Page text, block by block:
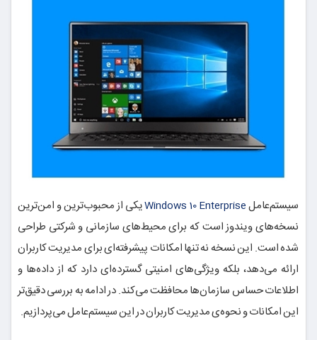
سیستم‌عاملWindows 10 Enterpriseیکی از محبوب‌ترین و امن‌ترین
نسخه‌های ویندوز است که برای محیط‌های سازمانی و شرکتی طراحی
شده است. این نسخه نه تنها امکانات پیشرفته‌ای برای مدیریت کاربران
ارائه می‌دهد، بلکه ویژگی‌های امنیتی گسترده‌ای دارد که از داده‌ها و
اطلاعات حساس سازمان‌ها محافظت می‌کند. در ادامه به بررسی دقیق‌تر
این امکانات و نحوه‌ی مدیریت کاربران در این سیستم‌عامل می‌پردازیم.